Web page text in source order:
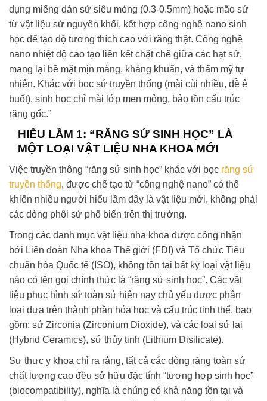
dụng miếng dán sứ siêu mỏng (0.3-0.5mm) hoặc mão sứ
từ vật liệu sứ nguyên khối, kết hợp công nghệ nano sinh
học để tạo độ tương thích cao với răng thật. Công nghệ
nano nhiệt độ cao tạo liên kết chặt chẽ giữa các hạt sứ,
mang lại bề mặt mịn màng, kháng khuẩn, và thẩm mỹ tự
nhiên. Khác với bọc sứ truyền thống (mài cùi nhiều, dễ ê
buốt), sinh học chỉ mài lớp men mỏng, bảo tồn cấu trúc
răng gốc.”
HIỂU LẦM 1: “RĂNG SỨ SINH HỌC” LÀ
MỘT LOẠI VẬT LIỆU NHA KHOA MỚI
Việc truyền thông “răng sứ sinh học” khác với bọc răng sứ
truyền thống, được chế tạo từ “công nghệ nano” có thể
khiến nhiều người hiểu lầm đây là vật liệu mới, không phải
các dòng phôi sứ phổ biến trên thị trường.
Trong các danh mục vật liệu nha khoa được công nhận
bởi Liên đoàn Nha khoa Thế giới (FDI) và Tổ chức Tiêu
chuẩn hóa Quốc tế (ISO), không tồn tại bất kỳ loại vật liệu
nào có tên gọi chính thức là “răng sứ sinh học”. Các vật
liệu phục hình sứ toàn sứ hiện nay chủ yếu được phân
loại dựa trên thành phần hóa học và cấu trúc tinh thể, bao
gồm: sứ Zirconia (Zirconium Dioxide), và các loại sứ lai
(Hybrid Ceramics), sứ thủy tinh (Lithium Disilicate).
Sự thực y khoa chỉ ra rằng, tất cả các dòng răng toàn sứ
chất lượng cao đều sở hữu đặc tính “tương hợp sinh học”
(biocompatibility), nghĩa là chúng có khả năng tồn tại và